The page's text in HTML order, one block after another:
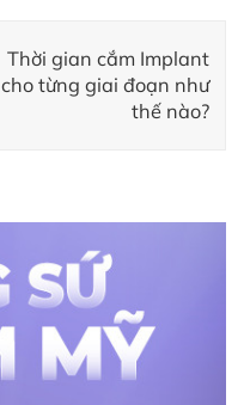
Thời gian cắm Implant
cho từng giai đoạn như
thế nào?